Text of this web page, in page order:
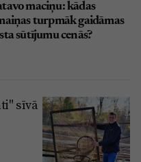
maciņu: kādas
turpmāk gaidāmas
sūtījumu cenās?
sīvā